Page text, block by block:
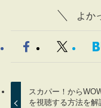
よか
スカパー！から
を視聴する方法を解